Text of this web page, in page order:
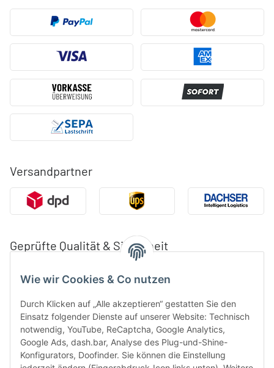
Wie wir Cookies & Co nutzen
Durch Klicken auf „Alle akzeptieren“ gestatten Sie den
Einsatz folgender Dienste auf unserer Website: Technisch
notwendig, YouTube, ReCaptcha, Google Analytics,
Google Ads, dash.bar, Analyse des Plug-und-Shine-
Konfigurators, Doofinder. Sie können die Einstellung
Versandpartner
Geprüfte Qualität & Sicherheit